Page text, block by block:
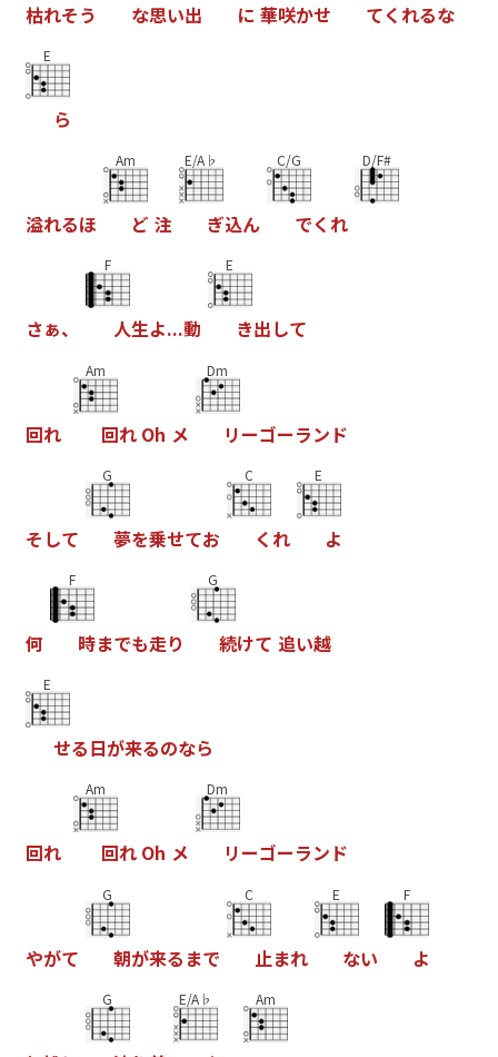
枯れそう な思い出 に 華咲かせ てく れるな
E
ら
溢れるほ
Am
と 注
E/A♭
き込ん
C/G
てく れ
D/F#
さぁ、
F
人生よ...動
E
き出して
回れ
Am
回れ Oh メ
Dm
リーコーラン ト
そ して
G
夢を乗せてお
C
く れ
E
よ
何
F
時まても走り
G
続けて 追い越
E
せる日か来るのなら
回れ
Am
回れ Oh メ
Dm
リーコーラン ト
やかて
G
朝か来る まて
C
止まれ
E
ない
F
よ
G E/A♭ Am